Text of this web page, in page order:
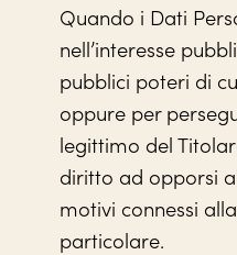
Quando i Dati
nell’interesse
pubblici poteri di
oppure per
legittimo del
diritto ad opporsi
motivi connessi
particolare.